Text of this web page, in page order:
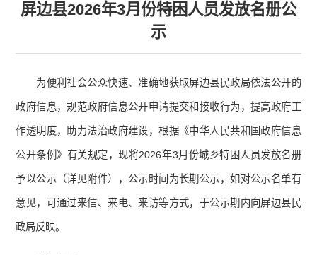
屏边县2026年3月份特困人员发放名册公
示
为便利社会公众快速、准确地获取屏边县民政局依法公开的
政府信息，规范政府信息公开申请提交和接收行为，提高政府工
作透明度，助力法治政府建设，根据《中华人民共和国政府信息
公开条例》有关规定，现将2026年3月份城乡特困人员发放名册
予以公示（详见附件），公示时间为长期公示，如对公示名单有
意见，可通过来信、来电、来访等方式，于公示期内向屏边县民
政局反映。